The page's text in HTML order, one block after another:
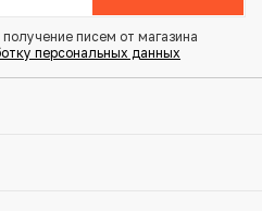
СПБ по привлекательной
— Вам
получение писем от магазина
персональных данных